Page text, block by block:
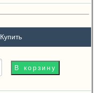
Купить